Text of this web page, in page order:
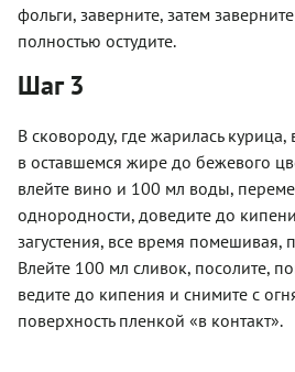
фольги, заверните, затем
полностью остудите.
Шаг 3
В сковороду, где жарилась курица,
в оставшемся жире до бежевого
влейте вино и 100 мл воды,
однородности, доведите до
загустения, все время
Влейте 100 мл сливок, посолите,
ведите до кипения и снимите с
поверхность пленкой «в контакт».